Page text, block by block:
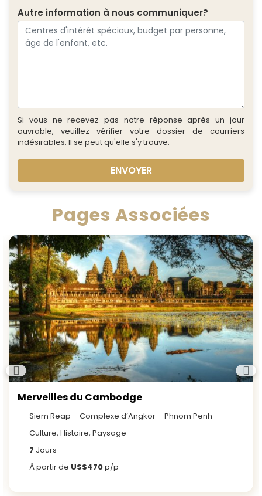
Autre information à nous communiquer?
Si vous ne recevez pas notre réponse après un jour
ouvrable, veuillez vérifier votre dossier de courriers
indésirables. Il se peut qu'elle s'y trouve.
ENVOYER
Pages Associées
Merveilles du Cambodge
Siem Reap – Complexe d’Angkor – Phnom Penh
Culture, Histoire, Paysage
7 Jours
À partir de US$470p/p